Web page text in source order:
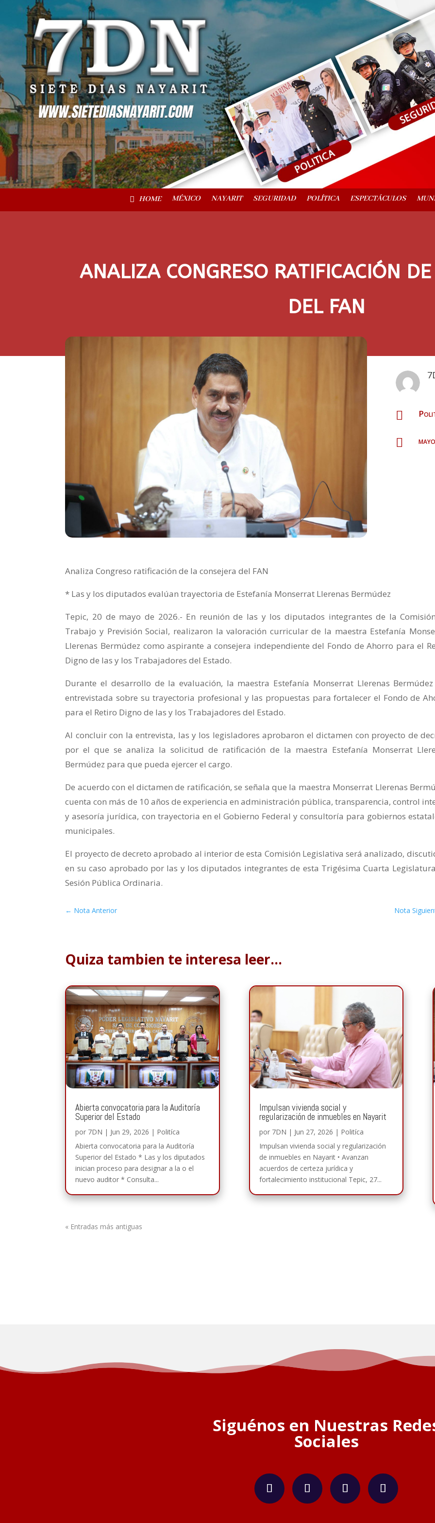
HOME MÉXICO NAYARIT SEGURIDAD POLÍTICA ESPECTÁCULOS
ANALIZA CONGRESO RATIFICACIÓN
DEL FAN


Analiza Congreso ratificación de la consejera del FAN
* Las y los diputados evalúan trayectoria de Estefanía Monserrat Llerenas Bermúdez
Tepic, 20 de mayo de 2026.- En reunión de las y los diputados integrantes de la
Trabajo y Previsión Social, realizaron la valoración curricular de la maestra Estefanía
Llerenas Bermúdez como aspirante a consejera independiente del Fondo de Ahorro para el
Digno de las y los Trabajadores del Estado.
Durante el desarrollo de la evaluación, la maestra Estefanía Monserrat Llerenas
entrevistada sobre su trayectoria profesional y las propuestas para fortalecer el Fondo de
para el Retiro Digno de las y los Trabajadores del Estado.
Al concluir con la entrevista, las y los legisladores aprobaron el dictamen con proyecto de
por el que se analiza la solicitud de ratificación de la maestra Estefanía Monserrat
Bermúdez para que pueda ejercer el cargo.
De acuerdo con el dictamen de ratificación, se señala que la maestra Monserrat Llerenas
cuenta con más de 10 años de experiencia en administración pública, transparencia, control
y asesoría jurídica, con trayectoria en el Gobierno Federal y consultoría para gobiernos
municipales.
El proyecto de decreto aprobado al interior de esta Comisión Legislativa será analizado,
en su caso aprobado por las y los diputados integrantes de esta Trigésima Cuarta
Sesión Pública Ordinaria.
← Nota Anterior Nota
Quiza tambien te interesa leer…
Abierta convocatoria para la Auditoría
Superior del Estado
por 7DN | Jun 29, 2026 | Politíca
Abierta convocatoria para la Auditoría
Superior del Estado * Las y los diputados
inician proceso para designar a la o el
nuevo auditor * Consulta...
Impulsan vivienda social y
regularización de inmuebles en Nayarit
por 7DN | Jun 27, 2026 | Politíca
Impulsan vivienda social y regularización
de inmuebles en Nayarit • Avanzan
acuerdos de certeza jurídica y
fortalecimiento institucional Tepic, 27...
« Entradas más antiguas
Siguénos en Nuestras
Sociales